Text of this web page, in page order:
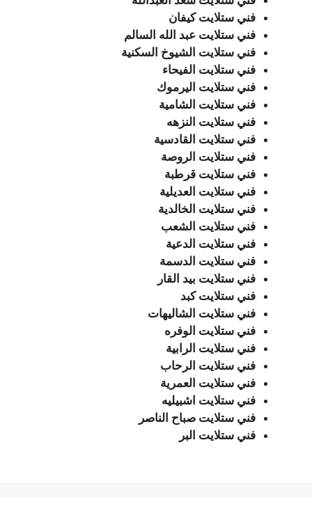
فني ستلايت كيفان
فني ستلايت عبد الله السالم
فني ستلايت الشيوخ السكنية
فني ستلايت الفيحاء
فني ستلايت اليرموك
فني ستلايت الشامية
فني ستلايت النزهه
فني ستلايت القادسية
فني ستلايت الروصة
فني ستلايت قرطبة
فني ستلايت العديلية
فني ستلايت الخالدية
فني ستلايت الشعب
فني ستلايت الدعية
فني ستلايت الدسمة
فني ستلايت بيد القار
فني ستلايت كبد
فني ستلايت الشاليهات
فني ستلايت الوفره
فني ستلايت الرابية
فني ستلايت الرحاب
فني ستلايت العمرية
فني ستلايت اشبيليه
فني ستلايت صباح الناصر
فني ستلايت البر